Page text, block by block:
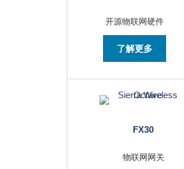
开源物联网硬件
了解更多
FX30
物联网网关